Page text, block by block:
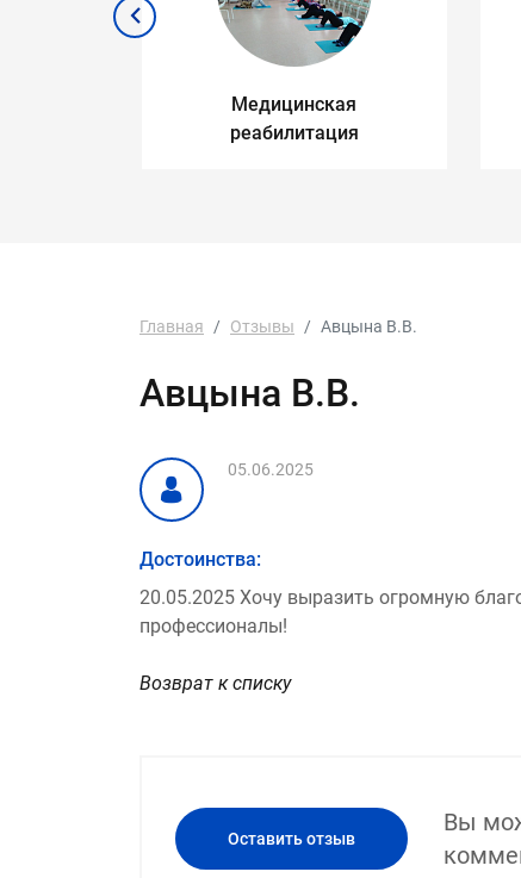
Медицинская
реабилитация
Главная Отзывы Авцына В.В.
Авцына В.В.
05.06.2025
Достоинства:
20.05.2025 Хочу выразить огромную
профессионалы!
Возврат к списку
Вы
Оставить отзыв